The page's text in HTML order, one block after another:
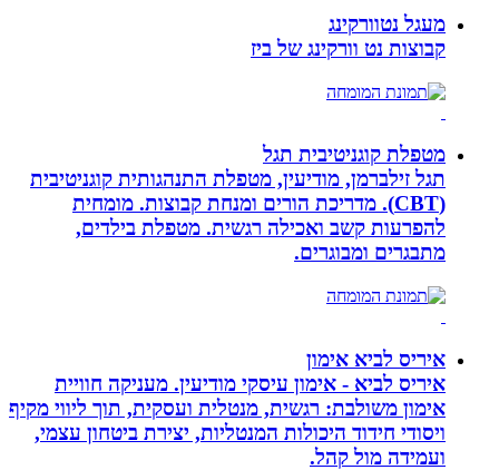
מעגל נטוורקינג
קבוצות נט וורקינג של ביז
מטפלת קוגניטיבית תגל
תגל זילברמן, מודיעין, מטפלת התנהגותית קוגניטיבית
(CBT). מדריכת הורים ומנחת קבוצות. מומחית
להפרעות קשב ואכילה רגשית. מטפלת בילדים,
מתבגרים ומבוגרים.
איריס לביא אימון
איריס לביא - אימון עיסקי מודיעין. מעניקה חוויית
אימון משולבת: רגשית, מנטלית ועסקית, תוך ליווי מקיף
ויסודי חידוד היכולות המנטליות, יצירת ביטחון עצמי,
ועמידה מול קהל.